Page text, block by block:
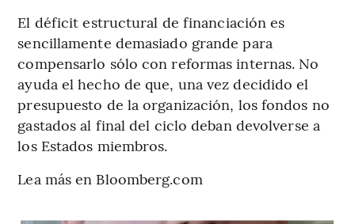
El déficit estructural de financiación es
sencillamente demasiado grande para
compensarlo sólo con reformas internas. No
ayuda el hecho de que, una vez decidido el
presupuesto de la organización, los fondos no
gastados al final del ciclo deban devolverse a
los Estados miembros.
Lea más en Bloomberg.com